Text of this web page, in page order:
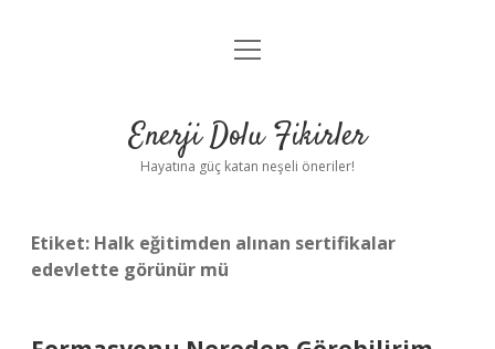
Anasayfa
Yasal Uyarı
menüyü
Enerji Dolu Fikirler
Hayatına güç katan neşeli öneriler!
Etiket: Halk eğitimden alınan sertifikalar
edevlette görünür mü